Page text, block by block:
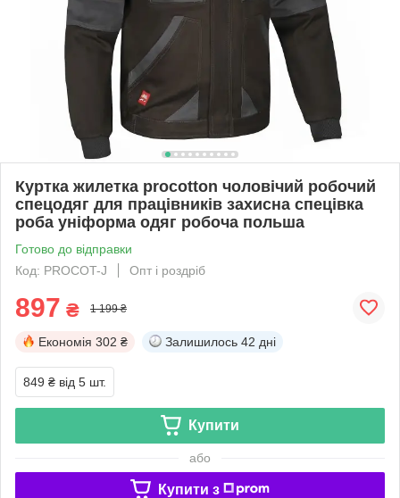
Куртка жилетка procotton чоловічий робочий
спецодяг для працівників захисна спецівка
роба уніформа одяг робоча польша
Готово до відправки
Код: PROCOT-J
Опт і роздріб
897 ₴ 1 199 ₴
Економія 302 ₴ Залишилось 42 дні
849 ₴ від 5 шт.
Купити
або
Купити з